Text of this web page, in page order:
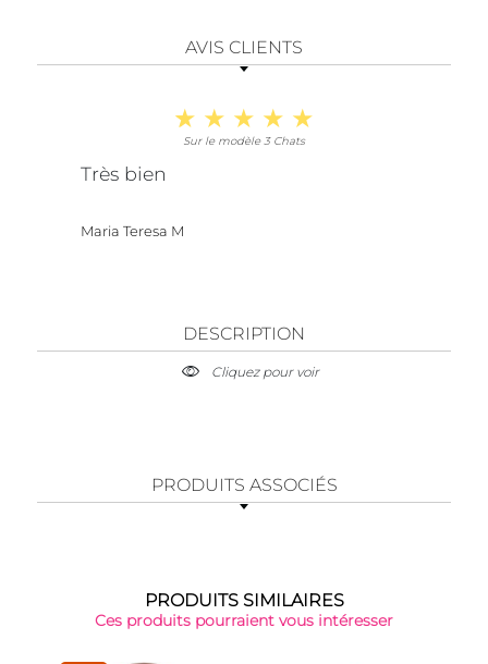
AVIS CLIENTS
Sur le modèle 3 Chats
Très bien
Maria Teresa M
DESCRIPTION
Cliquez pour voir
PRODUITS ASSOCIÉS
PRODUITS SIMILAIRES
Ces produits pourraient vous intéresser